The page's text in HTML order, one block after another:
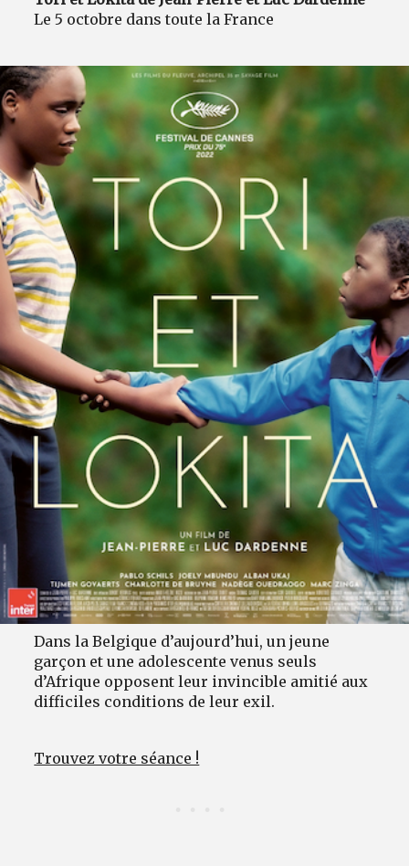
Le 5 octobre dans toute la France
Dans la Belgique d’aujourd’hui, un jeune
garçon et une adolescente venus seuls
d’Afrique opposent leur invincible amitié aux
difficiles conditions de leur exil.
Trouvez votre séance !